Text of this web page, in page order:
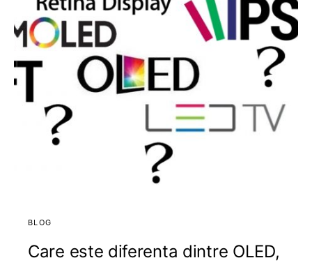
BLOG
Care este diferenta dintre OLED,